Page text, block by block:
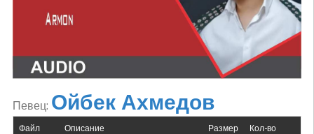
Певец: Ойбек Ахмедов
Файл Описание
Размер
Кол-во